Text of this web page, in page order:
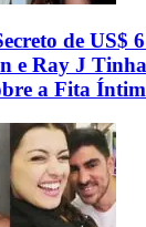
de US$
e Ray J
a Fita